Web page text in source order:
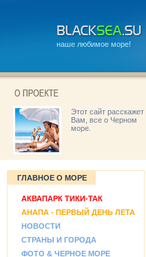
наше любимое море!
Этот сайт расскажет
Вам, все о Черном
море.
ГЛАВНОЕ О МОРЕ
АКВАПАРК ТИКИ-ТАК
АНАПА - ПЕРВЫЙ ДЕНЬ ЛЕТА
НОВОСТИ
СТРАНЫ И ГОРОДА
ФОТО & ЧЕРНОЕ МОРЕ